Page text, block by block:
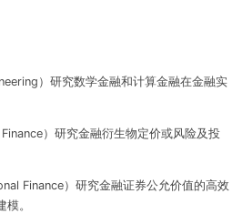
）研究数学金融和计算金融在金融实
）研究金融衍生物定价或风险及投
Finance）研究金融证券公允价值的高效
。